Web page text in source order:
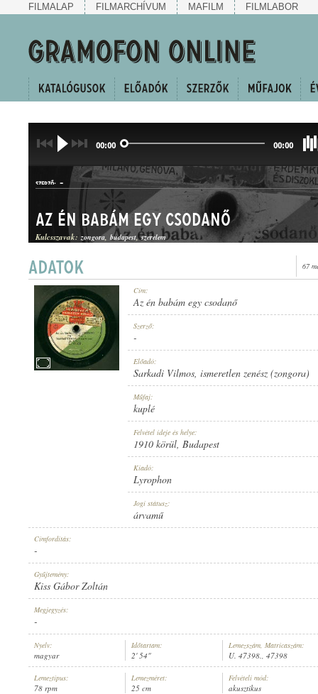
FILMALAP FILMARCHÍVUM MAFILM FILMLABOR
00:00 00:00
SZERZŐ: -
KUPLÉ
LEMEZSZÁM:
Az én babám egy csodanő
Kulcsszavak: zongora budapest szerelem
67
Cím:
Az én babám egy csodanő
Szerző:
-
Előadó:
Sarkadi Vilmos, ismeretlen zenész (zongora)
Műfaj:
kuplé
Felvétel ideje és helye:
1910 körül, Budapest
Kiadó:
Lyrophon
Jogi státusz:
árvamű
Címfordítás:
-
Gyűjtemény:
Kiss Gábor Zoltán
Megjegyzés:
-
Nyelv:
magyar
Időtartam:
2' 54"
Lemezszám, Matricaszám:
U. 47398., 47398
Lemeztípus:
78 rpm
Lemezméret:
25 cm
Felvételi mód:
akusztikus